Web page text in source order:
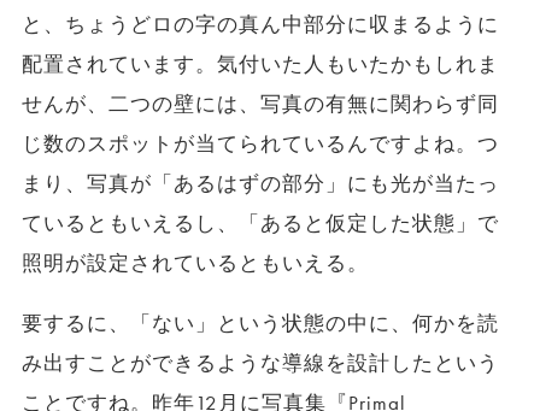
と、ちょうどロの字の真ん中部分に収まるように
配置されています。気付いた人もいたかもしれま
せんが、二つの壁には、写真の有無に関わらず同
じ数のスポットが当てられているんですよね。つ
まり、写真が「あるはずの部分」にも光が当たっ
ているともいえるし、「あると仮定した状態」で
照明が設定されているともいえる。
要するに、「ない」という状態の中に、何かを読
み出すことができるような導線を設計したという
ことですね。昨年12月に写真集『Primal